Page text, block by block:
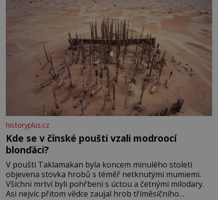
historyplus.cz
Kde se v čínské poušti vzali modroocí
blonďáci?
V poušti Taklamakan byla koncem minulého století
objevena stovka hrobů s téměř netknutými mumiemi.
Všichni mrtví byli pohřbeni s úctou a četnými milodary.
Asi nejvíc přitom vědce zaujal hrob tříměsíčního